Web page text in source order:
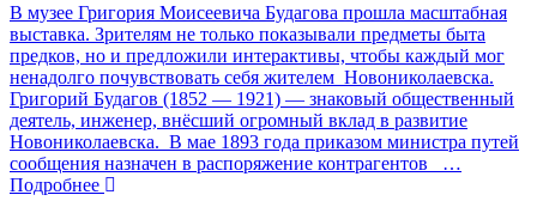
В музее Григория Моисеевича Будагова прошла масштабная
выставка. Зрителям не только показывали предметы быта
предков, но и предложили интерактивы, чтобы каждый мог
ненадолго почувствовать себя жителем Новониколаевска.
Григорий Будагов (1852 — 1921) — знаковый общественный
деятель, инженер, внёсший огромный вклад в развитие
Новониколаевска. В мае 1893 года приказом министра путей
сообщения назначен в распоряжение контрагентов
…
Подробнее